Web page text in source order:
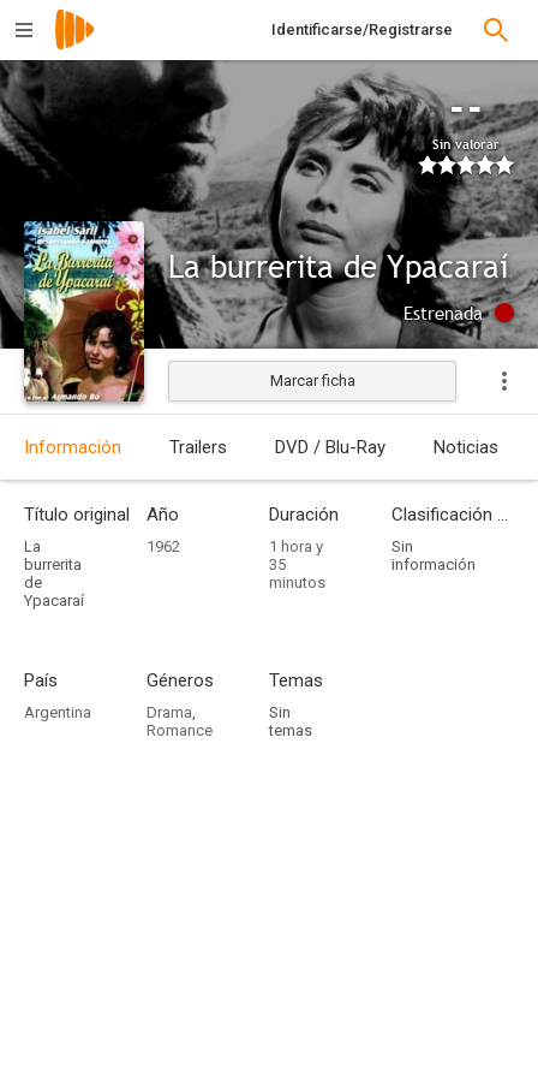
Identificarse/Registrarse
--
Sin valorar
La burrerita de Ypacaraí
Estrenada
Marcar ficha
Información Trailers DVD / Blu-Ray Noticias
Título original
La
burrerita
de
Ypacaraí
Año
1962
Duración
1 hora y
35
minutos
Clasificación por edades
Sin
información
País
Argentina
Géneros
Drama,
Romance
Temas
Sin
temas